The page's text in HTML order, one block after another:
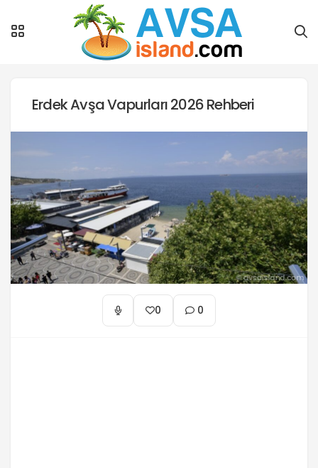
Erdek Avşa Vapurları 2026 Rehberi
0 0